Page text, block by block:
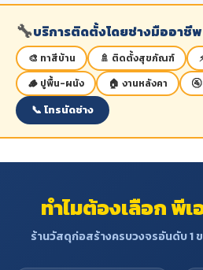
ใช้ทาเป็นสีรองพื้นบนพื้นผิวไม้ทุก
ชนิด
เกรด
กลุ่มพรีเมียมคุณภาพสูง
🔧บริการติดตั้งโดยช่างมืออาชีพ
🎨 ทาสีบ้าน 🚿 ติดตั้งสุขภัณฑ์
🪵 ปูพื้น-ผนัง
🏠 งานหลังคา
📞 โทรนัดช่าง
ทำไมต้องเลือก พีเ
ร้านวัสดุก่อสร้างครบวงจรอันดับ 1